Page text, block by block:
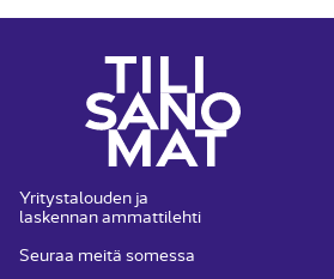
Yritystalouden ja
laskennan ammattilehti
Seuraa meitä somessa